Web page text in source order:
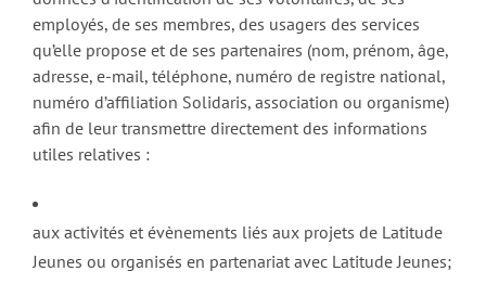
employés, de ses membres, des usagers des services
qu’elle propose et de ses partenaires (nom, prénom, âge,
adresse, e-mail, téléphone, numéro de registre national,
numéro d’affiliation Solidaris, association ou organisme)
afin de leur transmettre directement des informations
utiles relatives :
aux activités et évènements liés aux projets de Latitude
Jeunes ou organisés en partenariat avec Latitude Jeunes;